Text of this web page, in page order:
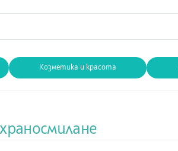
Козметика и красота